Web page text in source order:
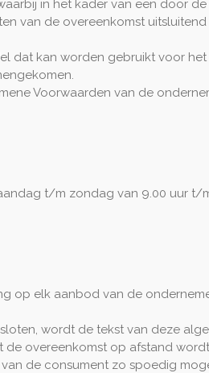
in het kader van een door
van de overeenkomst
dat kan worden gebruikt voor
Voorwaarden van de
t/m zondag van 9.00 uur t/
op elk aanbod van de
wordt de tekst van deze
de overeenkomst op afstand
de consument zo spoedig